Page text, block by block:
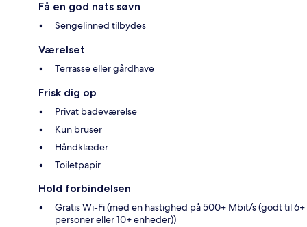
Få en god nats søvn
Sengelinned tilbydes
Værelset
Terrasse eller gårdhave
Frisk dig op
Privat badeværelse
Kun bruser
Håndklæder
Toiletpapir
Hold forbindelsen
Gratis Wi-Fi (med en hastighed på 500+ Mbit/s (godt til 6+
personer eller 10+ enheder))